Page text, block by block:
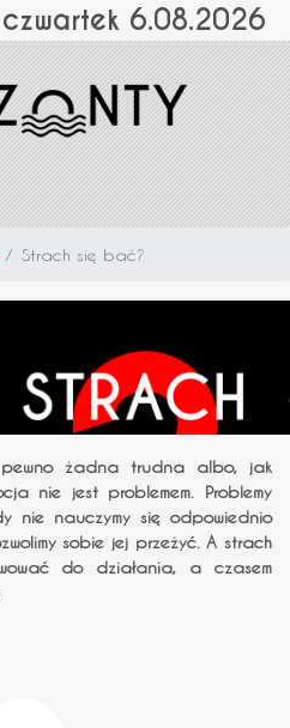
czwartek 6.08.2026
Strach się bać?
żadna trudna albo, jak
nie jest problemem. Problemy
nie nauczymy się odpowiednio
sobie jej przeżyć. A strach
do działania, a czasem